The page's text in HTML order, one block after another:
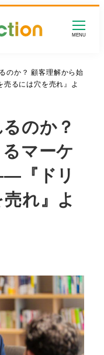
MENU
のか？ 顧客理解から始
るには穴を売れ』よ
のか？
マーケ
『ドリ
れ』よ